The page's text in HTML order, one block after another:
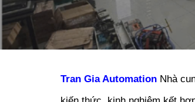
Tran Gia Automation Nhà